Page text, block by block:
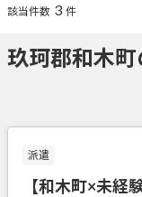
該当件数 3 件
玖珂郡和木
派遣
【和木町×未経